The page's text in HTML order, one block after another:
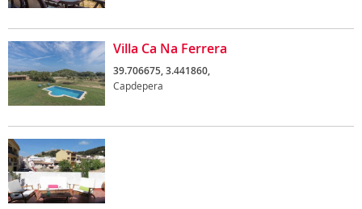
Villa Ca Na Ferrera
39.706675, 3.441860,
Capdepera